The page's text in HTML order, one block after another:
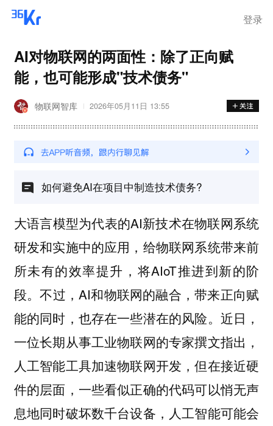
登录
AI对物联网的两面性：除了正向赋
能，也可能形成"技术债务"
物联网智库 2026年05月11日 13:55
如何避免AI在项目中制造技术债务?
大语言模型为代表的AI新技术在物联网系统
研发和实施中的应用，给物联网系统带来前
所未有的效率提升，将AIoT推进到新的阶
段。不过，AI和物联网的融合，带来正向赋
能的同时，也存在一些潜在的风险。近日，
一位长期从事工业物联网的专家撰文指出，
人工智能工具加速物联网开发，但在接近硬
件的层面，一些看似正确的代码可以悄无声
息地同时破坏数千台设备，人工智能可能会